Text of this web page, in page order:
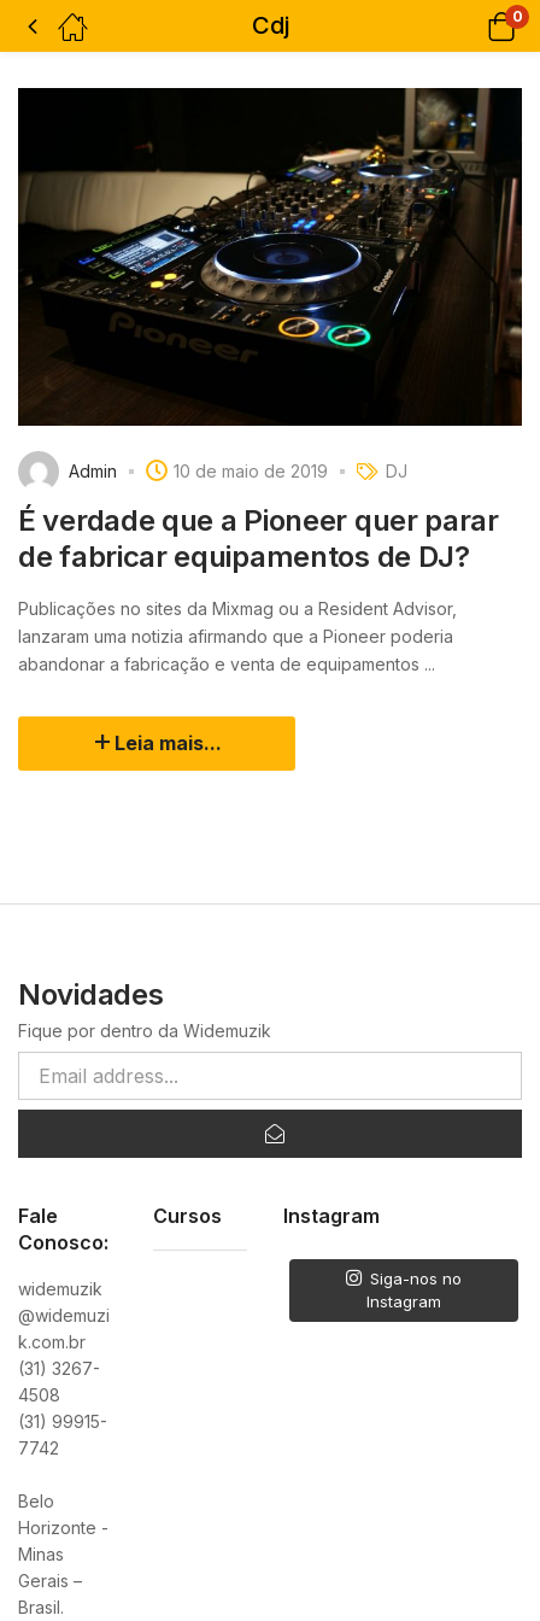
Cdj 0
Admin 10 de maio de 2019 DJ
É verdade que a Pioneer quer parar
de fabricar equipamentos de DJ?
Publicações no sites da Mixmag ou a Resident Advisor,
lanzaram uma notizia afirmando que a Pioneer poderia
abandonar a fabricação e venta de equipamentos ...
Leia mais...
Novidades
Fique por dentro da Widemuzik
Fale
Conosco:
widemuzik
@widemuzi
k.com.br
(31) 3267-
4508
(31) 99915-
7742
Belo
Horizonte -
Minas
Gerais –
Brasil.
Cursos Instagram
Siga-nos no
Instagram